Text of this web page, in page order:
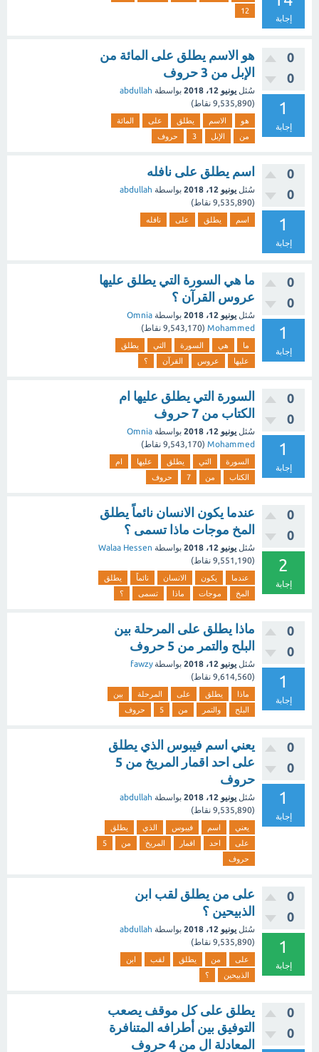
إجابة
12
0
0
1
إجابة
هو الاسم يطلق على المائة من
الإبل من 3 حروف
سُئل يونيو 12، 2018 بواسطة abdullah
(
9,535,890 نقاط)
هو الاسم يطلق على
المائة
من
الإبل 3 حروف
0
0
1
إجابة
اسم يطلق على نافله
سُئل يونيو 12، 2018 بواسطة abdullah
(
9,535,890 نقاط)
اسم يطلق على نافله
0
0
1
إجابة
ما هي السورة التي يطلق عليها
عروس القرآن ؟
سُئل يونيو 12، 2018 بواسطة Omnia
Mohammed
(
9,543,170 نقاط)
ما هي السورة التي
يطلق
عليها
عروس القرآن ؟
0
0
1
إجابة
السورة التي يطلق عليها ام
الكتاب من 7 حروف
سُئل يونيو 12، 2018 بواسطة Omnia
Mohammed
(
9,543,170 نقاط)
السورة التي يطلق عليها
ام
الكتاب
من 7 حروف
0
0
2
إجابة
عندما يكون الانسان نائماً يطلق
المخ موجات ماذا تسمى ؟
سُئل يونيو 12، 2018 بواسطة Walaa Hessen
(
9,551,190 نقاط)
عندما يكون الانسان نائماً
يطلق
المخ
موجات ماذا تسمى ؟
0
0
1
إجابة
ماذا يطلق على المرحلة بين
البلح والتمر من 5 حروف
سُئل يونيو 12، 2018 بواسطةfawzy
(
9,614,560 نقاط)
ماذا يطلق على المرحلة
بين
البلح
والتمر من 5 حروف
0
0
1
إجابة
يعني اسم فيبوس الذي يطلق
على احد اقمار المريخ من 5
حروف
سُئل يونيو 12، 2018 بواسطة abdullah
(
9,535,890 نقاط)
يعني اسم فيبوس الذي
يطلق
على
احد اقمار المريخ من
5
حروف
0
0
1
إجابة
على من يطلق لقب ابن
الذبيحين ؟
سُئل يونيو 12، 2018 بواسطة abdullah
(
9,535,890 نقاط)
على من يطلق لقب
ابن
الذبيحين
؟
0
0
يطلق على كل موقف يصعب
التوفيق بين أطرافه المتنافرة
المعادلة ال من 4 حروف